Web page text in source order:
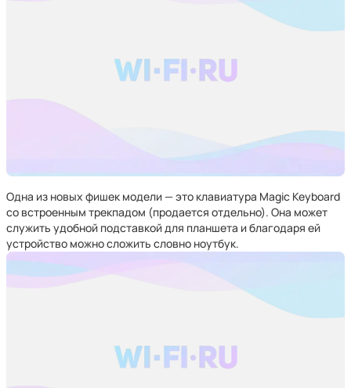
Одна из новых фишек модели — это клавиатура Magic Keyboard
со встроенным трекпадом (продается отдельно). Она может
служить удобной подставкой для планшета и благодаря ей
устройство можно сложить словно ноутбук.